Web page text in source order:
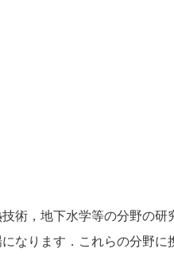
術，地下水学等の分野の研
なります．これらの分野に